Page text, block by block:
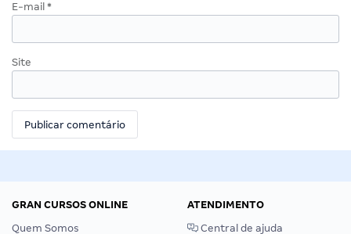
E-mail *
Site
GRAN CURSOS ONLINE
Quem Somos
ATENDIMENTO
Central de ajuda